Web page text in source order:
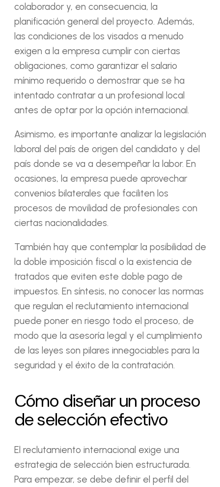
colaborador y, en consecuencia, la
planificación general del proyecto. Además,
las condiciones de los visados a menudo
exigen a la empresa cumplir con ciertas
obligaciones, como garantizar el salario
mínimo requerido o demostrar que se ha
intentado contratar a un profesional local
antes de optar por la opción internacional.
Asimismo, es importante analizar la legislación
laboral del país de origen del candidato y del
país donde se va a desempeñar la labor. En
ocasiones, la empresa puede aprovechar
convenios bilaterales que faciliten los
procesos de movilidad de profesionales con
ciertas nacionalidades.
También hay que contemplar la posibilidad de
la doble imposición fiscal o la existencia de
tratados que eviten este doble pago de
impuestos. En síntesis, no conocer las normas
que regulan el reclutamiento internacional
puede poner en riesgo todo el proceso, de
modo que la asesoría legal y el cumplimiento
de las leyes son pilares innegociables para la
seguridad y el éxito de la contratación.
Cómo diseñar un proceso
de selección efectivo
El reclutamiento internacional exige una
estrategia de selección bien estructurada.
Para empezar, se debe definir el perfil del